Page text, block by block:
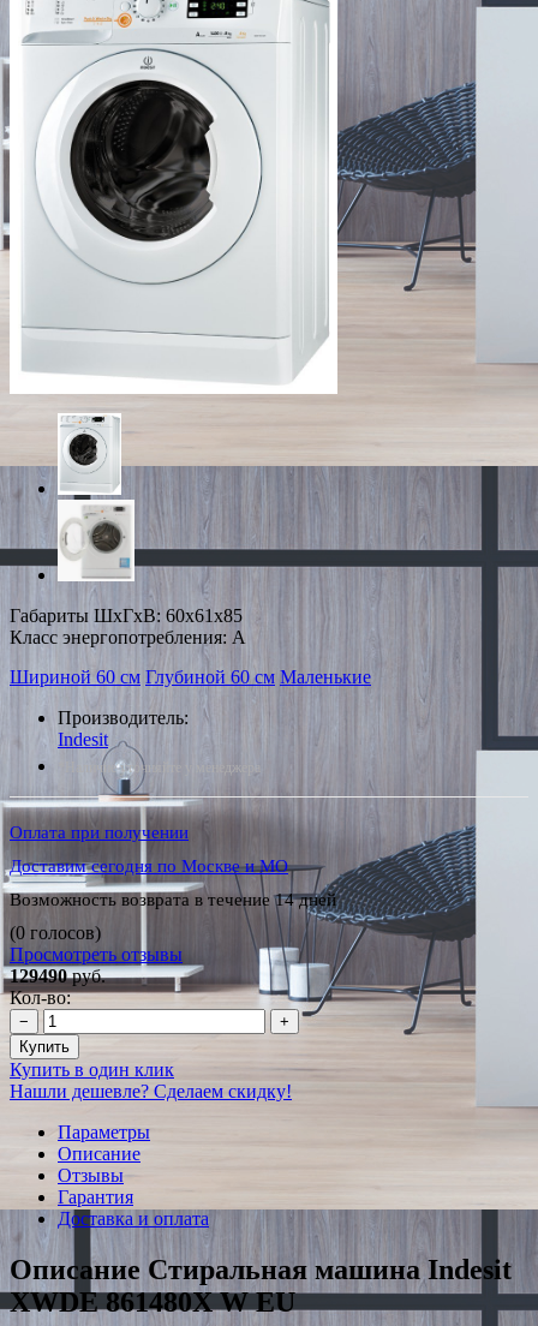
Габариты ШxГxВ: 60x61x85
Класс энергопотребления: A
Шириной 60 см Глубиной 60 см Маленькие
Производитель:
Indesit
*Наличие уточняйте у менеджера
Оплата при получении
Доставим сегодня по Москве и МО
Возможность возврата в течение 14 дней
(0 голосов)
Просмотреть отзывы
129490руб.
Кол-во:
−
+
Купить
Купить в один клик
Нашли дешевле? Сделаем скидку!
Параметры
Описание
Отзывы
Гарантия
Доставка и оплата
Описание Стиральная машина Indesit
XWDE 861480X W EU